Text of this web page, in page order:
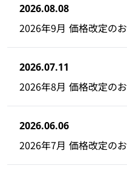
2026.08.08
2026年9月 価格改定の
2026.07.11
2026年8月 価格改定の
2026.06.06
2026年7月 価格改定の